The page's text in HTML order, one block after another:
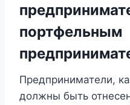
портфельным
Предприниматели,
должны быть